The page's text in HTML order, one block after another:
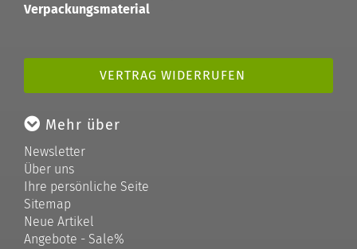
Verpackungsmaterial
VERTRAG WIDERRUFEN
Mehr über
Newsletter
Über uns
Ihre persönliche Seite
Sitemap
Neue Artikel
Angebote - Sale%